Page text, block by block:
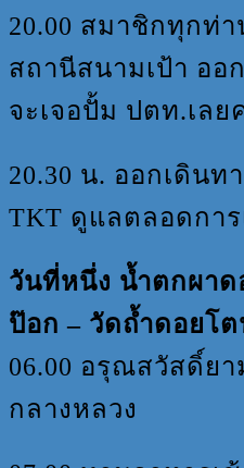
20.00 สมาชิกทุกท่
สถานีสนามเป้า ออ
จะเจอปั้ม ปตท.เลย
20.30 น. ออกเดินท
TKT ดูแลตลอดกา
วันที่หนึ่ง น้ำตกผา
ป๊อก – วัดถ้ำดอยโต
06.00 อรุณสวัสดิ์ย
กลางหลวง